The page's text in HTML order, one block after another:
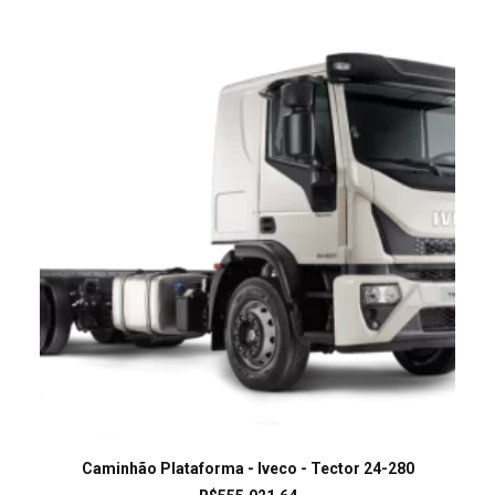
LEIA MAIS
Caminhão Plataforma - Iveco - Tector 24-280